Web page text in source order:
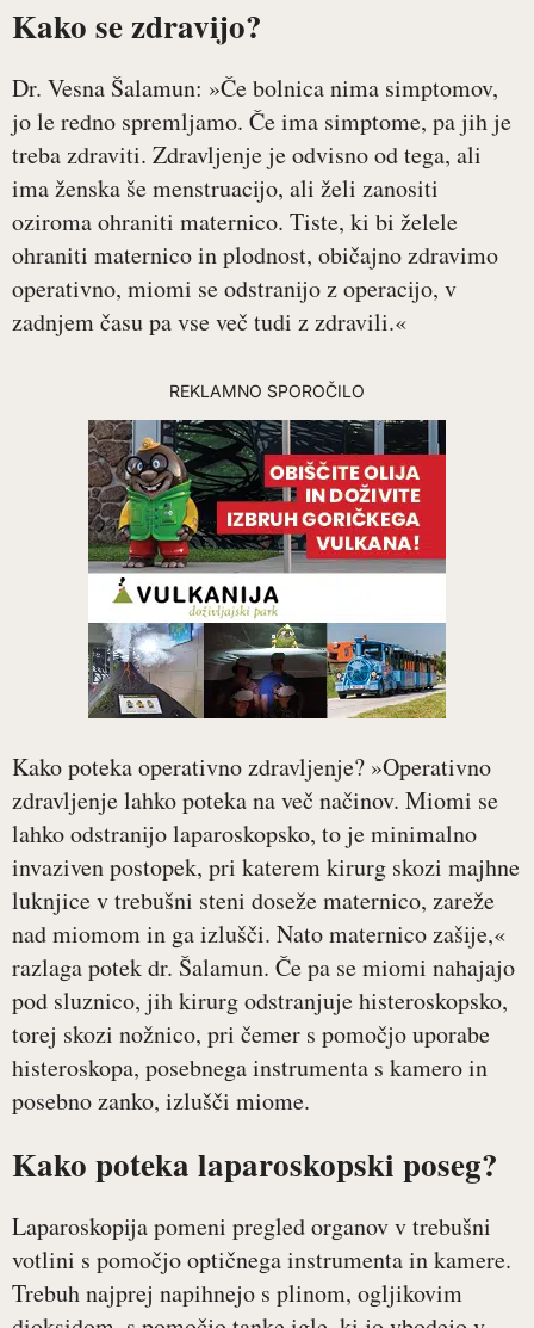
Kako se zdravijo?
Dr. Vesna Šalamun: »Če bolnica nima simptomov,
jo le redno spremljamo. Če ima simptome, pa jih je
treba zdraviti. Zdravljenje je odvisno od tega, ali
ima ženska še menstruacijo, ali želi zanositi
oziroma ohraniti maternico. Tiste, ki bi želele
ohraniti maternico in plodnost, običajno zdravimo
operativno, miomi se odstranijo z operacijo, v
zadnjem času pa vse več tudi z zdravili.«
REKLAMNO SPOROČILO
Kako poteka operativno zdravljenje? »Operativno
zdravljenje lahko poteka na več načinov. Miomi se
lahko odstranijo laparoskopsko, to je minimalno
invaziven postopek, pri katerem kirurg skozi majhne
luknjice v trebušni steni doseže maternico, zareže
nad miomom in ga izlušči. Nato maternico zašije,«
razlaga potek dr. Šalamun. Če pa se miomi nahajajo
pod sluznico, jih kirurg odstranjuje histeroskopsko,
torej skozi nožnico, pri čemer s pomočjo uporabe
histeroskopa, posebnega instrumenta s kamero in
posebno zanko, izlušči miome.
Kako poteka laparoskopski poseg?
Laparoskopija pomeni pregled organov v trebušni
votlini s pomočjo optičnega instrumenta in kamere.
Trebuh najprej napihnejo s plinom, ogljikovim